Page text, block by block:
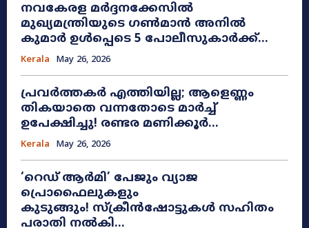
നവകേരള മർദ്ദനക്കേസിൽ
മുഖ്യമന്ത്രിയുടെ ഗൺമാൻ അനിൽ
കുമാർ ഉൾപ്പെടെ 5 പോലീസുകാർക്ക്...
Kerala May 26, 2026
പ്രവർത്തകർ എത്തിയില്ല; ആളെണ്ണം
തികയാതെ വന്നതോടെ മാർച്ച്
ഉപേക്ഷിച്ചു! രണ്ടര മണിക്കൂർ...
Kerala May 26, 2026
​‘റെഡ് ആർമി’ പേജും വ്യാജ
പ്രൊഫൈലുകളും
കുടുങ്ങും! സ്ക്രീൻഷോട്ടുകൾ സഹിതം
പരാതി നൽകി...